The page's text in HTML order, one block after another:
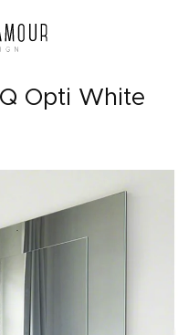
Opti White